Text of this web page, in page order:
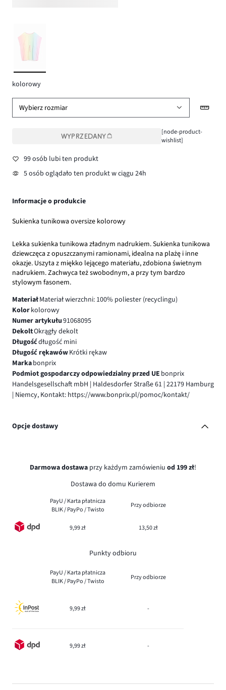
kolorowy
Wybierz rozmiar
WYPRZEDANY
[node-product-
wishlist]
99 osób lubi ten produkt
5 osób oglądało ten produkt w ciągu 24h
Informacje o produkcie
Sukienka tunikowa oversize kolorowy
Lekka sukienka tunikowa zładnym nadrukiem. Sukienka tunikowa
dziewczęca z opuszczanymi ramionami, idealna na plażę i inne
okazje. Uszyta z miękko lejącego materiału, zdobiona świetnym
nadrukiem. Zachwyca też swobodnym, a przy tym bardzo
stylowym fasonem.
MateriałMateriał wierzchni: 100% poliester (recyclingu)
Kolorkolorowy
Numer artykułu91068095
DekoltOkrągły dekolt
Długośćdługość mini
Długość rękawówKrótki rękaw
Markabonprix
Podmiot gospodarczy odpowiedzialny przed UE bonprix
Handelsgesellschaft mbH | Haldesdorfer Straße 61 | 22179 Hamburg
| Niemcy, Kontakt: https://www.bonprix.pl/pomoc/kontakt/
Opcje dostawy
Darmowa dostawa przy każdym zamówieniu od 199 zł!
Dostawa do domu Kurierem
PayU / Karta płatnicza
BLIK / PayPo / Twisto
Przy odbiorze
9,99 zł 13,50 zł
Punkty odbioru
PayU / Karta płatnicza
BLIK / PayPo / Twisto
Przy odbiorze
9,99 zł -
9,99 zł -